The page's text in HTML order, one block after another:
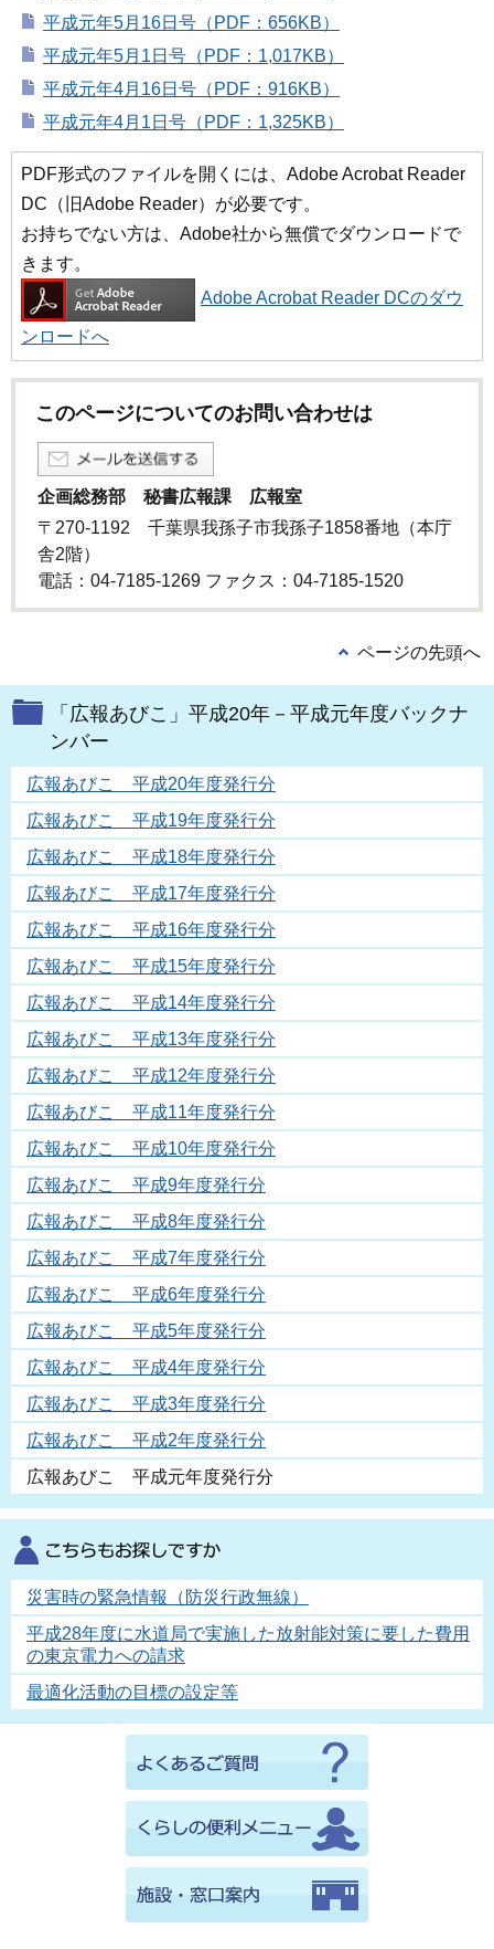
平成元年5月16日号（PDF：656KB）
平成元年5月1日号（PDF：1,017KB）
平成元年4月16日号（PDF：916KB）
平成元年4月1日号（PDF：1,325KB）
PDF形式のファイルを開くには、Adobe Acrobat Reader
DC（旧Adobe Reader）が必要です。
お持ちでない方は、Adobe社から無償でダウンロードで
きます。
Adobe Acrobat Reader DCのダウ
ンロードへ
このページについてのお問い合わせは
企画総務部 秘書広報課 広報室
〒270-1192 千葉県我孫子市我孫子1858番地（本庁
舎2階）
電話：04-7185-1269 ファクス：04-7185-1520
ページの先頭へ
「広報あびこ」平成20年－平成元年度バックナ
ンバー
広報あびこ 平成20年度発行分
広報あびこ 平成19年度発行分
広報あびこ 平成18年度発行分
広報あびこ 平成17年度発行分
広報あびこ 平成16年度発行分
広報あびこ 平成15年度発行分
広報あびこ 平成14年度発行分
広報あびこ 平成13年度発行分
広報あびこ 平成12年度発行分
広報あびこ 平成11年度発行分
広報あびこ 平成10年度発行分
広報あびこ 平成9年度発行分
広報あびこ 平成8年度発行分
広報あびこ 平成7年度発行分
広報あびこ 平成6年度発行分
広報あびこ 平成5年度発行分
広報あびこ 平成4年度発行分
広報あびこ 平成3年度発行分
広報あびこ 平成2年度発行分
広報あびこ 平成元年度発行分
災害時の緊急情報（防災行政無線）
平成28年度に水道局で実施した放射能対策に要した費用
の東京電力への請求
最適化活動の目標の設定等